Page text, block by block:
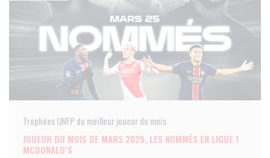
Trophées UNFP du meilleur joueur du mois
JOUEUR DU MOIS DE MARS 2025, LES NOMMÉS EN LIGUE 1
MCDONALD’S